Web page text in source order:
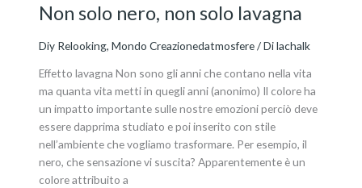
Non solo nero, non solo lavagna
Diy Relooking,Mondo Creazionedatmosfere/ Dilachalk
Effetto lavagna Non sono gli anni che contano nella vita
ma quanta vita metti in quegli anni (anonimo) Il colore ha
un impatto importante sulle nostre emozioni perciò deve
essere dapprima studiato e poi inserito con stile
nell’ambiente che vogliamo trasformare. Per esempio, il
nero, che sensazione vi suscita? Apparentemente è un
colore attribuito a